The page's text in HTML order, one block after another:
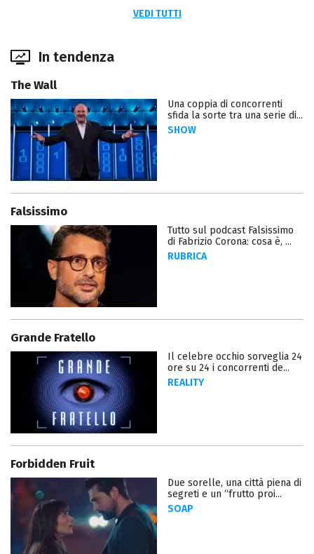
VEDI TUTTI
In tendenza
The Wall
Una coppia di concorrenti
sfida la sorte tra una serie di...
SHOW
Falsissimo
Tutto sul podcast Falsissimo
di Fabrizio Corona: cosa è, ...
RUBRICA
Grande Fratello
Il celebre occhio sorveglia 24
ore su 24 i concorrenti de...
REALITY
Forbidden Fruit
Due sorelle, una città piena di
segreti e un “frutto proi...
SOAP